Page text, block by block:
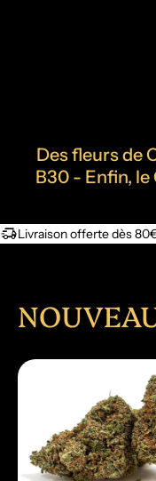
Des fleurs de
B30 - Enfin,
delivery_truck_speedLivraison offerte dès